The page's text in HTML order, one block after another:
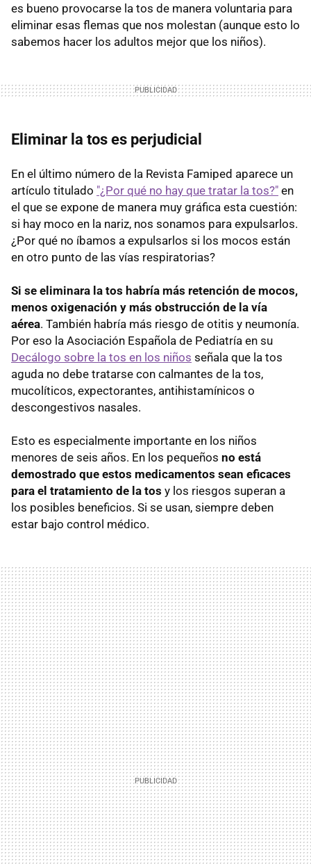
es bueno provocarse la tos de manera voluntaria para
eliminar esas flemas que nos molestan (aunque esto lo
sabemos hacer los adultos mejor que los niños).
Eliminar la tos es perjudicial
En el último número de la Revista Famiped aparece un
artículo titulado "¿Por qué no hay que tratar la tos?" en
el que se expone de manera muy gráfica esta cuestión:
si hay moco en la nariz, nos sonamos para expulsarlos.
¿Por qué no íbamos a expulsarlos si los mocos están
en otro punto de las vías respiratorias?
Si se eliminara la tos habría más retención de mocos,
menos oxigenación y más obstrucción de la vía
aérea. También habría más riesgo de otitis y neumonía.
Por eso la Asociación Española de Pediatría en su
Decálogo sobre la tos en los niños señala que la tos
aguda no debe tratarse con calmantes de la tos,
mucolíticos, expectorantes, antihistamínicos o
descongestivos nasales.
Esto es especialmente importante en los niños
menores de seis años. En los pequeños no está
demostrado que estos medicamentos sean eficaces
para el tratamiento de la tos y los riesgos superan a
los posibles beneficios. Si se usan, siempre deben
estar bajo control médico.